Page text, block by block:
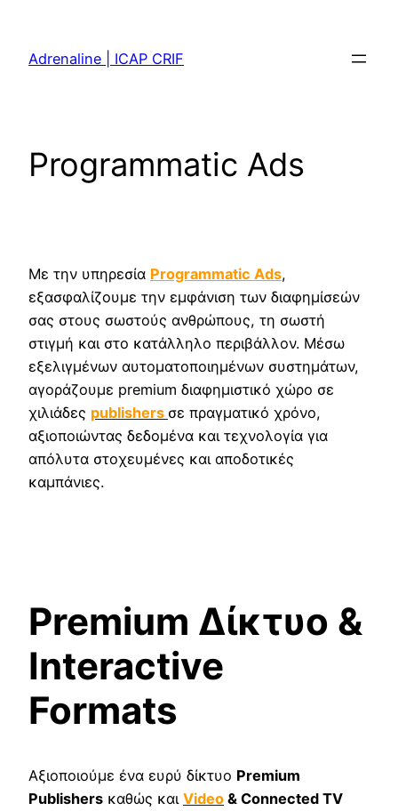
content
Adrenaline | ICAP CRIF
Programmatic Ads
Με την υπηρεσία Programmatic Ads,
εξασφαλίζουμε την εμφάνιση των διαφημίσεών
σας στους σωστούς ανθρώπους, τη σωστή
στιγμή και στο κατάλληλο περιβάλλον. Μέσω
εξελιγμένων αυτοματοποιημένων συστημάτων,
αγοράζουμε premium διαφημιστικό χώρο σε
χιλιάδες publishers σε πραγματικό χρόνο,
αξιοποιώντας δεδομένα και τεχνολογία για
απόλυτα στοχευμένες και αποδοτικές
καμπάνιες.
Premium Δίκτυο &
Interactive
Formats
Αξιοποιούμε ένα ευρύ δίκτυο Premium
Publishers καθώς και Video & Connected TV